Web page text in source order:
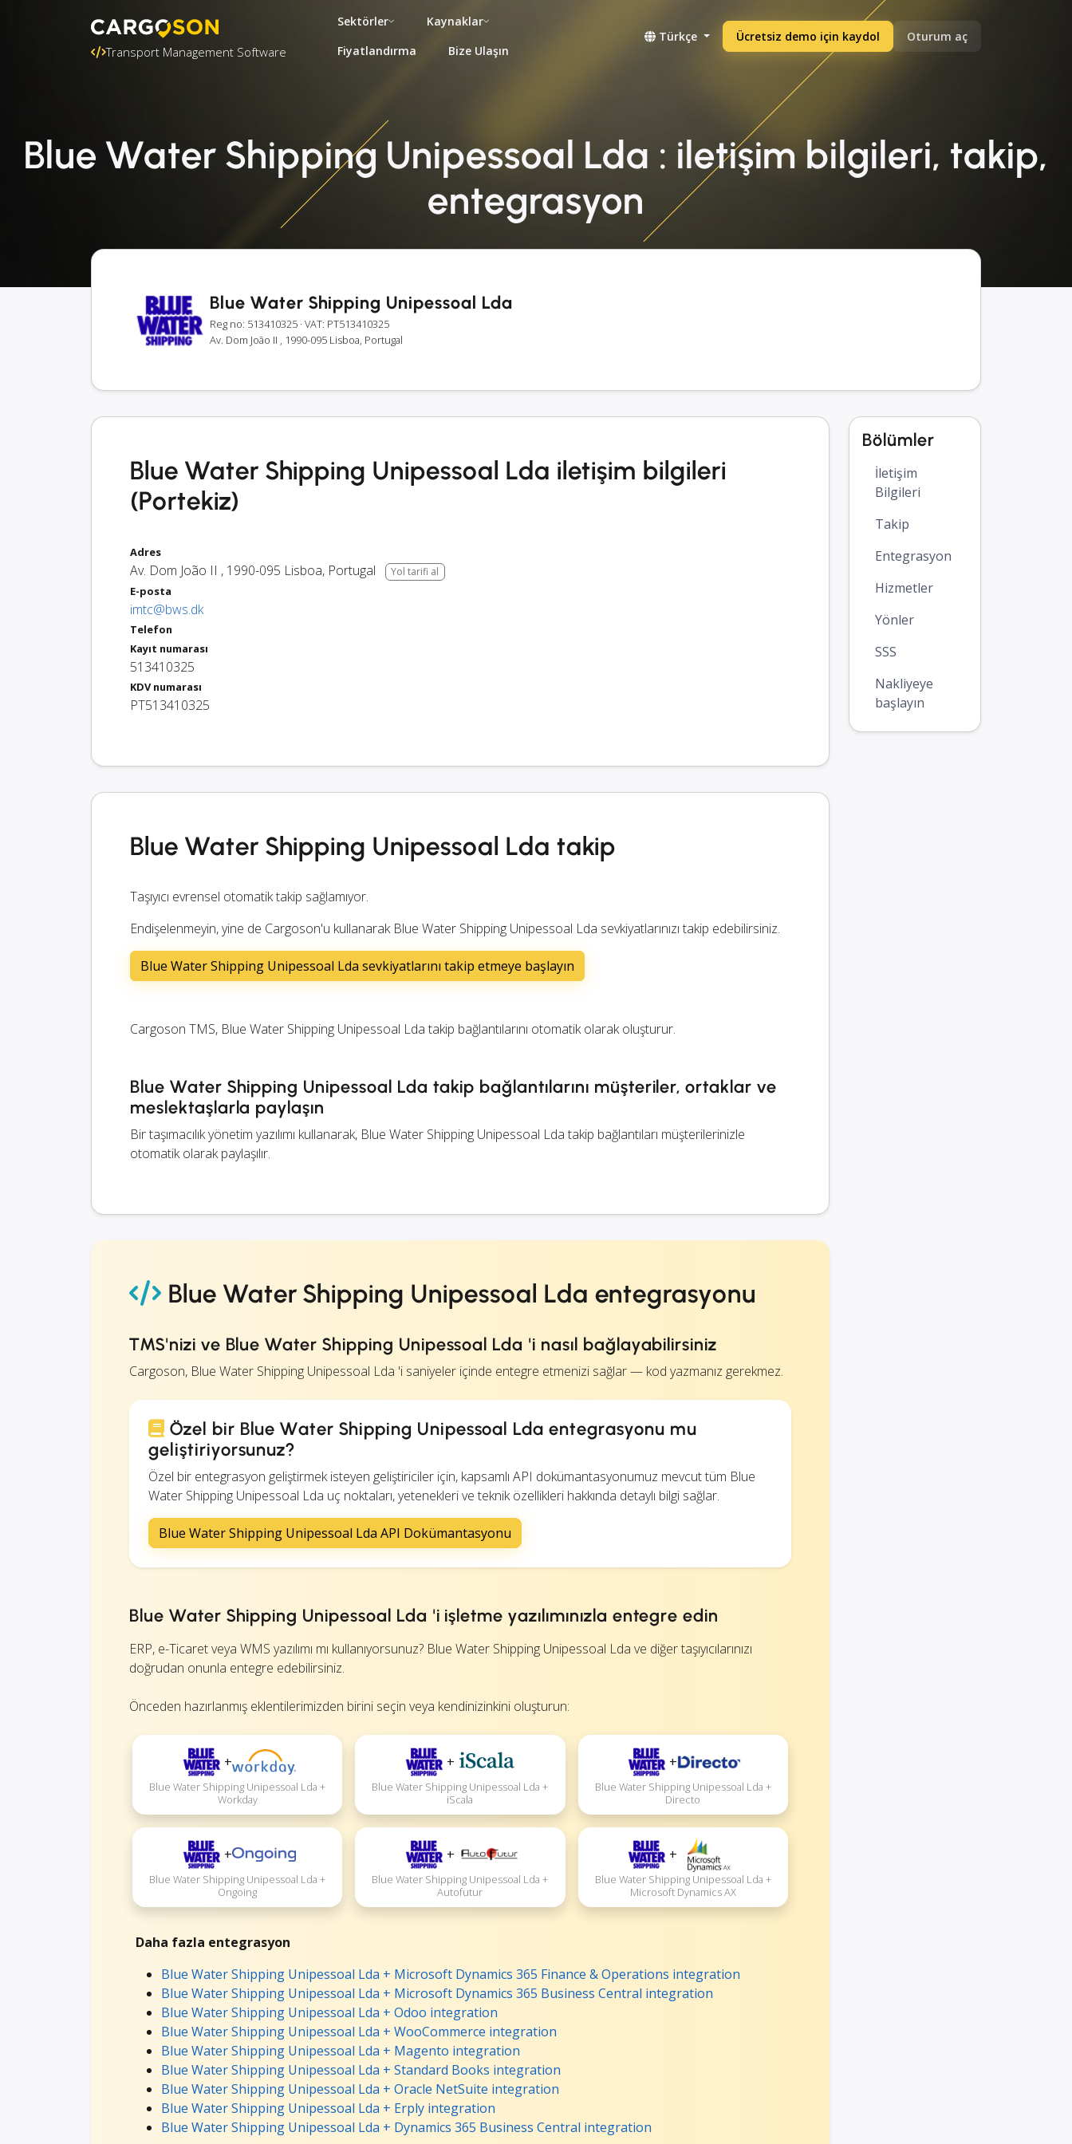
Transport Management Software
Sektörler
Kaynaklar
Fiyatlandırma
Bize Ulaşın
Türkçe Ücretsiz demo için kaydol Oturum aç
Blue Water Shipping Unipessoal Lda : iletişim bilgileri, takip,
entegrasyon
Blue Water Shipping Unipessoal Lda
Reg no: 513410325 · VAT: PT513410325
Av. Dom João II , 1990-095 Lisboa, Portugal
Blue Water Shipping Unipessoal Lda iletişim bilgileri
(Portekiz)
Adres
Av. Dom João II , 1990-095 Lisboa, Portugal Yol tarifi al
E-posta
imtc@bws.dk
Telefon
Kayıt numarası
513410325
KDV numarası
PT513410325
Blue Water Shipping Unipessoal Lda takip
Taşıyıcı evrensel otomatik takip sağlamıyor.
Endişelenmeyin, yine de Cargoson'u kullanarak Blue Water Shipping Unipessoal Lda sevkiyatlarınızı takip edebilirsiniz.
Blue Water Shipping Unipessoal Lda sevkiyatlarını takip etmeye başlayın
Cargoson TMS, Blue Water Shipping Unipessoal Lda takip bağlantılarını otomatik olarak oluşturur.
Blue Water Shipping Unipessoal Lda takip bağlantılarını müşteriler, ortaklar ve
meslektaşlarla paylaşın
Bir taşımacılık yönetim yazılımı kullanarak, Blue Water Shipping Unipessoal Lda takip bağlantıları müşterilerinizle
otomatik olarak paylaşılır.
Blue Water Shipping Unipessoal Lda entegrasyonu
TMS'nizi ve Blue Water Shipping Unipessoal Lda 'i nasıl bağlayabilirsiniz
Cargoson, Blue Water Shipping Unipessoal Lda 'i saniyeler içinde entegre etmenizi sağlar — kod yazmanız gerekmez.
Özel bir Blue Water Shipping Unipessoal Lda entegrasyonu mu
geliştiriyorsunuz?
Özel bir entegrasyon geliştirmek isteyen geliştiriciler için, kapsamlı API dokümantasyonumuz mevcut tüm Blue
Water Shipping Unipessoal Lda uç noktaları, yetenekleri ve teknik özellikleri hakkında detaylı bilgi sağlar.
Blue Water Shipping Unipessoal Lda API Dokümantasyonu
Blue Water Shipping Unipessoal Lda 'i işletme yazılımınızla entegre edin
ERP, e-Ticaret veya WMS yazılımı mı kullanıyorsunuz? Blue Water Shipping Unipessoal Lda ve diğer taşıyıcılarınızı
doğrudan onunla entegre edebilirsiniz.
Önceden hazırlanmış eklentilerimizden birini seçin veya kendinizinkini oluşturun:
+
Blue Water Shipping Unipessoal Lda +
Workday
+
Blue Water Shipping Unipessoal Lda +
iScala
+
Blue Water Shipping Unipessoal Lda +
Directo
+
Blue Water Shipping Unipessoal Lda +
Ongoing
+
Blue Water Shipping Unipessoal Lda +
Autofutur
+
Blue Water Shipping Unipessoal Lda +
Microsoft Dynamics AX
Daha fazla entegrasyon
Blue Water Shipping Unipessoal Lda + Microsoft Dynamics 365 Finance & Operations integration
Blue Water Shipping Unipessoal Lda + Microsoft Dynamics 365 Business Central integration
Blue Water Shipping Unipessoal Lda + Odoo integration
Blue Water Shipping Unipessoal Lda + WooCommerce integration
Blue Water Shipping Unipessoal Lda + Magento integration
Blue Water Shipping Unipessoal Lda + Standard Books integration
Blue Water Shipping Unipessoal Lda + Oracle NetSuite integration
Blue Water Shipping Unipessoal Lda + Erply integration
Blue Water Shipping Unipessoal Lda + Dynamics 365 Business Central integration
Bölümler
İletişim
Bilgileri
Takip
Entegrasyon
Hizmetler
Yönler
SSS
Nakliyeye
başlayın